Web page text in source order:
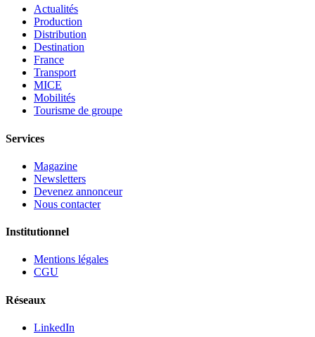
Actualités
Production
Distribution
Destination
France
Transport
MICE
Mobilités
Tourisme de groupe
Services
Magazine
Newsletters
Devenez annonceur
Nous contacter
Institutionnel
Mentions légales
CGU
Réseaux
LinkedIn